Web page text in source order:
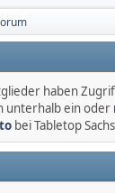
haben
unterhalb ein oder
bei Tabletop